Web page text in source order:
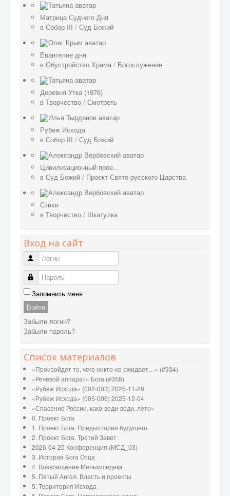
Матрица Судного Дня
в Собор III / Суд Божий
Евангелие дня
в Обустройство Храма / Богослужение
Деревня Утка (1976)
в Творчество / Смотреть
Рубеж Исхода
в Собор III / Суд Божий
Цивилизационный прое...
в Суд Божий / Проект Свято-русского Царства
Стихи
в Творчество / Шкатулка
Вход на сайт
Логин
Пароль
Запомнить меня
Войти
Забыли логин?
Забыли пароль?
Список материалов
«Произойдет то, чего никто не ожидает…» (#334)
«Речевой аппарат» Бога (#358)
«Рубеж Исхода» (002-003) 2025-11-28
«Рубеж Исхода» (005-006) 2025-12-04
«Спасение России, како-веди-веди, лето»
0. Проект Бога
1. Проект Бога. Предыстория будущего
2. Проект Бога. Третий Завет
2026-04-25 Конференция (МСД_03)
3. История Бога Отца
4. Возвращение Мельхиседека
5. Пятый Ангел. Власть и проекты
5. Территория Исхода